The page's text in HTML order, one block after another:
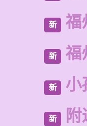
新 福
新 福
新 小
新